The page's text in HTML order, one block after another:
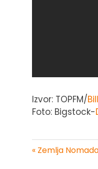
Izvor: TOPFM/
Foto: Bigstock-
« Zemlja